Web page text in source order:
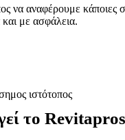
να αναφέρουμε κάποιες
με ασφάλεια.
ιστότοπος
το